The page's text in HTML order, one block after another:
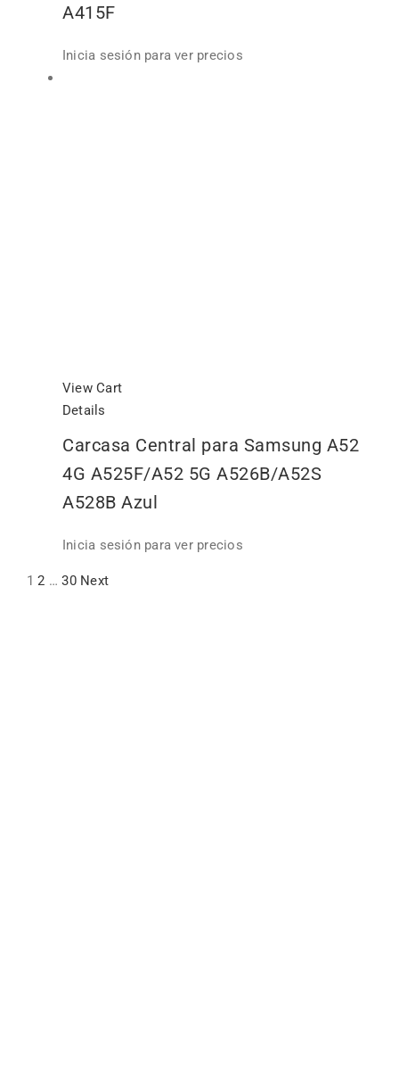
A415F
Inicia sesión para ver precios
View Cart
Details
Carcasa Central para Samsung A52
4G A525F/A52 5G A526B/A52S
A528B Azul
Inicia sesión para ver precios
1 2 … 30 Next